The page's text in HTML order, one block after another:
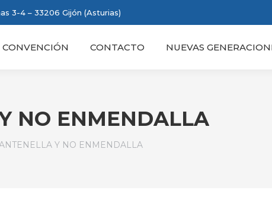
3-4 – 33206 Gijón (Asturias)
CONVENCIÓN CONTACTO NUEVAS
NO ENMENDALLA
Y NO ENMENDALLA